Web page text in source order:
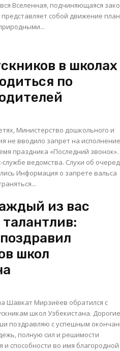
Вселенная, подчиняющаяся
представляет собой движение
в школах
по
Министерство дошкольного и
не вводило запрет на исполнение
праздника «Последний
Слухи об очередном
вальса
из вас
школ
Шавкат Мирзиёев обратился с
школ Узбекистана. Дорогие
полную сил и решимости
и способности во имя благородной